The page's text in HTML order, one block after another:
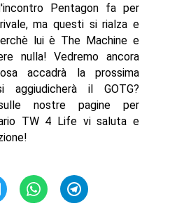
Pentagon fa per
ma questi si rialza e
lui è The Machine e
nulla! Vedremo ancora
accadrà la prossima
il GOTG?
nostre pagine per
TW 4 Life vi saluta e